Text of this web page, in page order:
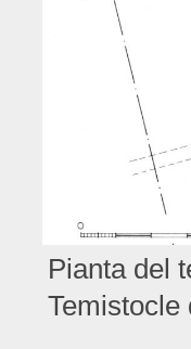
Pianta del
Temistocle